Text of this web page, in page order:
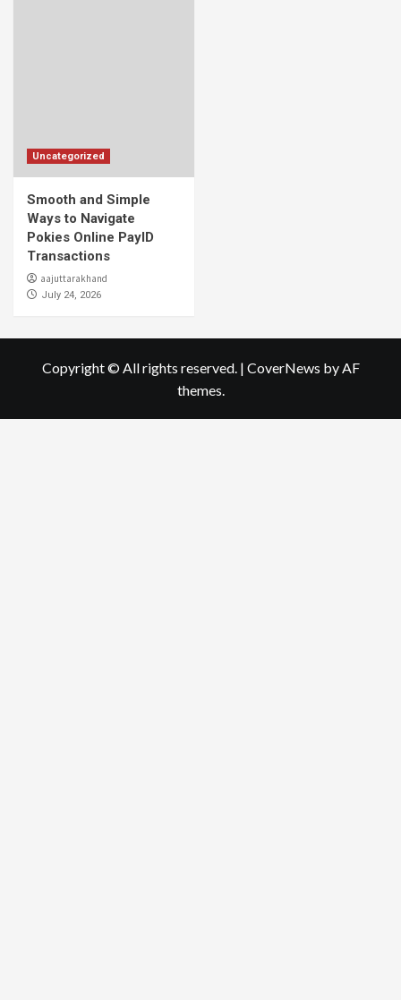
Uncategorized
Smooth and Simple
Ways to Navigate
Pokies Online PayID
Transactions
aajuttarakhand
July 24, 2026
Copyright © All rights reserved. | CoverNews by AF
themes.